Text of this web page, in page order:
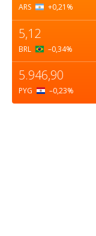
ARS +0,21 %
5,12
BRL –0,34%
5.946,90
PYG –0,23%